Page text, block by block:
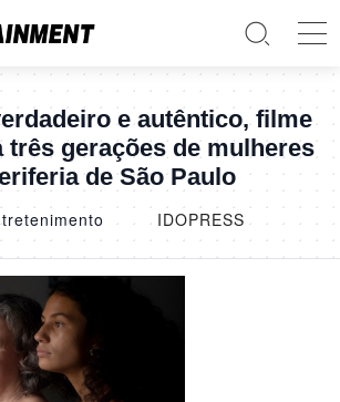
e autêntico, filme
três gerações de mulheres
de São Paulo
IDOPRESS